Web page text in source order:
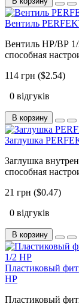
Вентиль
Вентиль НР/ВР 1/
способная
114 грн ($2.54)
0 відгуків
В корзину
Заглушка
Заглушка
способная
21 грн ($0.47)
0 відгуків
В корзину
Пластиковый
НР
Пластиковый